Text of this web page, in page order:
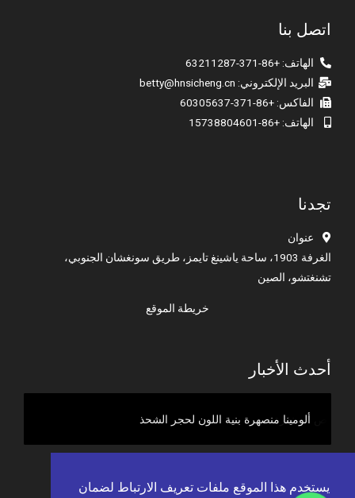
يستخدم هذا الموقع ملفات تعريف الارتباط لضمان
اتصل بنا
الهاتف: +86-371-63211287
البريد الإلكتروني: betty@hnsicheng.cn
الفاكس: +86-371-60305637
الهاتف: +86-15738804601
تجدنا
عنوان
الغرفة 1903، ساحة ياشينغ تايمز، طريق سونغشان الجنوبي،
تشنغتشو، الصين
خريطة الموقع
أحدث الأخبار
ألومينا منصهرة بنية اللون لحجر الشحذمنصهرة بنية اللون لأقراص الصنفرة